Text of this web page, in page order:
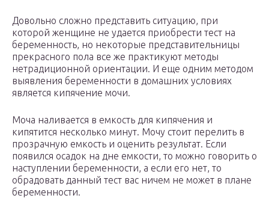
Довольно сложно представить ситуацию, при
которой женщине не удается приобрести тест на
беременность, но некоторые представительницы
прекрасного пола все же практикуют методы
нетрадиционной ориентации. И еще одним методом
выявления беременности в домашних условиях
является кипячение мочи.
Моча наливается в емкость для кипячения и
кипятится несколько минут. Мочу стоит перелить в
прозрачную емкость и оценить результат. Если
появился осадок на дне емкости, то можно говорить о
наступлении беременности, а если его нет, то
обрадовать данный тест вас ничем не может в плане
беременности.